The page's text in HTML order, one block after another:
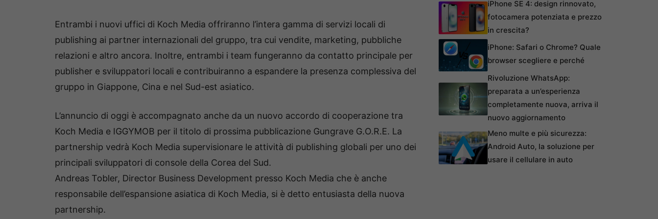
Entrambi i nuovi uffici di Koch Media offriranno l’intera gamma di servizi locali di
publishing ai partner internazionali del gruppo, tra cui vendite, marketing, pubbliche
relazioni e altro ancora. Inoltre, entrambi i team fungeranno da contatto principale per
publisher e sviluppatori locali e contribuiranno a espandere la presenza complessiva del
gruppo in Giappone, Cina e nel Sud-est asiatico.
L’annuncio di oggi è accompagnato anche da un nuovo accordo di cooperazione tra
Koch Media e IGGYMOB per il titolo di prossima pubblicazione Gungrave G.O.R.E. La
partnership vedrà Koch Media supervisionare le attività di publishing globali per uno dei
principali sviluppatori di console della Corea del Sud.
Andreas Tobler, Director Business Development presso Koch Media che è anche
responsabile dell’espansione asiatica di Koch Media, si è detto entusiasta della nuova
partnership.
iPhone SE 4: design rinnovato,
fotocamera potenziata e prezzo
in crescita?
iPhone: Safari o Chrome? Quale
browser scegliere e perché
Rivoluzione WhatsApp:
preparata a un’esperienza
completamente nuova, arriva il
nuovo aggiornamento
Meno multe e più sicurezza:
Android Auto, la soluzione per
usare il cellulare in auto